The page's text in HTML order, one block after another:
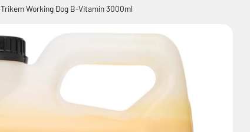
Trikem Working Dog B-Vitamin 3000ml